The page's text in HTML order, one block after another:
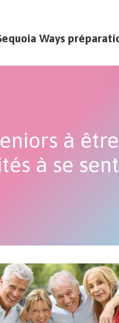
Ways
à
à se